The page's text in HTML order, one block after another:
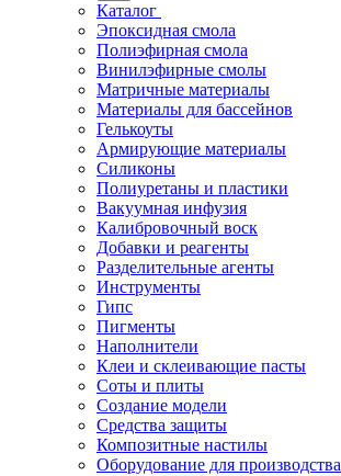
Каталог
Эпоксидная смола
Полиэфирная смола
Винилэфирные смолы
Матричные материалы
Материалы для бассейнов
Гелькоуты
Армирующие материалы
Силиконы
Полиуретаны и пластики
Вакуумная инфузия
Калибровочный воск
Добавки и реагенты
Разделительные агенты
Инструменты
Гипс
Пигменты
Наполнители
Клеи и склеивающие пасты
Соты и плиты
Создание модели
Средства защиты
Композитные настилы
Оборудование для производства